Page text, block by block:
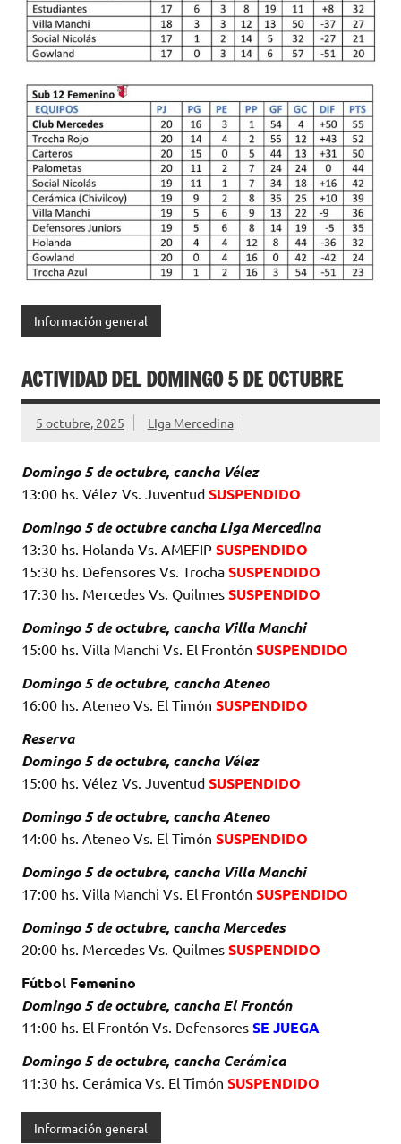
Información general
ACTIVIDAD DEL DOMINGO 5 DE OCTUBRE
5 octubre, 2025 LIga Mercedina
Domingo 5 de octubre, cancha Vélez
13:00 hs. Vélez Vs. Juventud SUSPENDIDO
Domingo 5 de octubre cancha Liga Mercedina
13:30 hs. Holanda Vs. AMEFIP SUSPENDIDO
15:30 hs. Defensores Vs. Trocha SUSPENDIDO
17:30 hs. Mercedes Vs. Quilmes SUSPENDIDO
Domingo 5 de octubre, cancha Villa Manchi
15:00 hs. Villa Manchi Vs. El Frontón SUSPENDIDO
Domingo 5 de octubre, cancha Ateneo
16:00 hs. Ateneo Vs. El Timón SUSPENDIDO
Reserva
Domingo 5 de octubre, cancha Vélez
15:00 hs. Vélez Vs. Juventud SUSPENDIDO
Domingo 5 de octubre, cancha Ateneo
14:00 hs. Ateneo Vs. El Timón SUSPENDIDO
Domingo 5 de octubre, cancha Villa Manchi
17:00 hs. Villa Manchi Vs. El Frontón SUSPENDIDO
Domingo 5 de octubre, cancha Mercedes
20:00 hs. Mercedes Vs. Quilmes SUSPENDIDO
Fútbol Femenino
Domingo 5 de octubre, cancha El Frontón
11:00 hs. El Frontón Vs. Defensores SE JUEGA
Domingo 5 de octubre, cancha Cerámica
11:30 hs. Cerámica Vs. El Timón SUSPENDIDO
Información general